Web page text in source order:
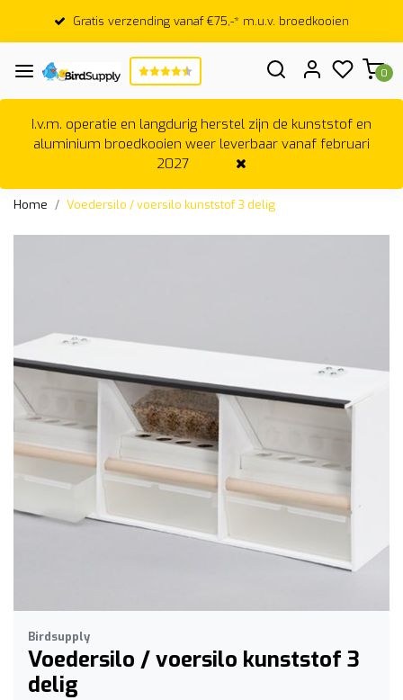
Gratis verzending vanaf €75,-* m.u.v. broedkooien
0
I.v.m. operatie en langdurig herstel zijn de kunststof en
aluminium broedkooien weer leverbaar vanaf februari
2027
Home Voedersilo / voersilo kunststof 3 delig
Birdsupply
Voedersilo / voersilo kunststof 3
delig